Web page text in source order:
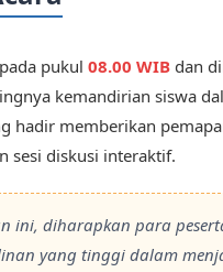
pukul 08.00 WIB dan
kemandirian siswa
hadir memberikan
sesi diskusi interaktif.
ini, diharapkan para
yang tinggi dalam